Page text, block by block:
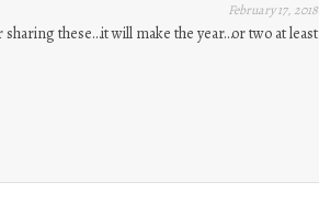
February 17, 2018
these…it will make the year…or two at least